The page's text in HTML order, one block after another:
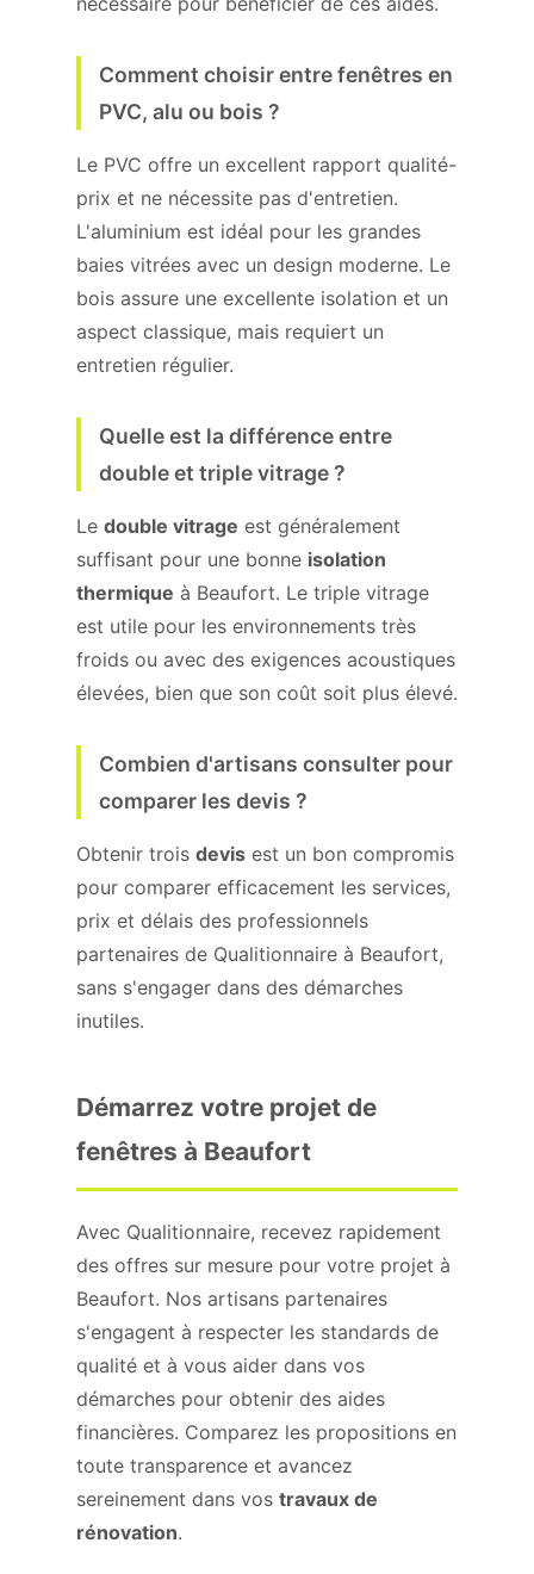
Comment choisir entre fenêtres en
PVC, alu ou bois ?
Le PVC offre un excellent rapport qualité-
prix et ne nécessite pas d'entretien.
L'aluminium est idéal pour les grandes
baies vitrées avec un design moderne. Le
bois assure une excellente isolation et un
aspect classique, mais requiert un
entretien régulier.
Quelle est la différence entre
double et triple vitrage ?
Le double vitrage est généralement
suffisant pour une bonne isolation
thermique à Beaufort. Le triple vitrage
est utile pour les environnements très
froids ou avec des exigences acoustiques
élevées, bien que son coût soit plus élevé.
Combien d'artisans consulter pour
comparer les devis ?
Obtenir trois devis est un bon compromis
pour comparer efficacement les services,
prix et délais des professionnels
partenaires de Qualitionnaire à Beaufort,
sans s'engager dans des démarches
inutiles.
Démarrez votre projet de
fenêtres à Beaufort
Avec Qualitionnaire, recevez rapidement
des offres sur mesure pour votre projet à
Beaufort. Nos artisans partenaires
s'engagent à respecter les standards de
qualité et à vous aider dans vos
démarches pour obtenir des aides
financières. Comparez les propositions en
toute transparence et avancez
sereinement dans vos travaux de
rénovation.